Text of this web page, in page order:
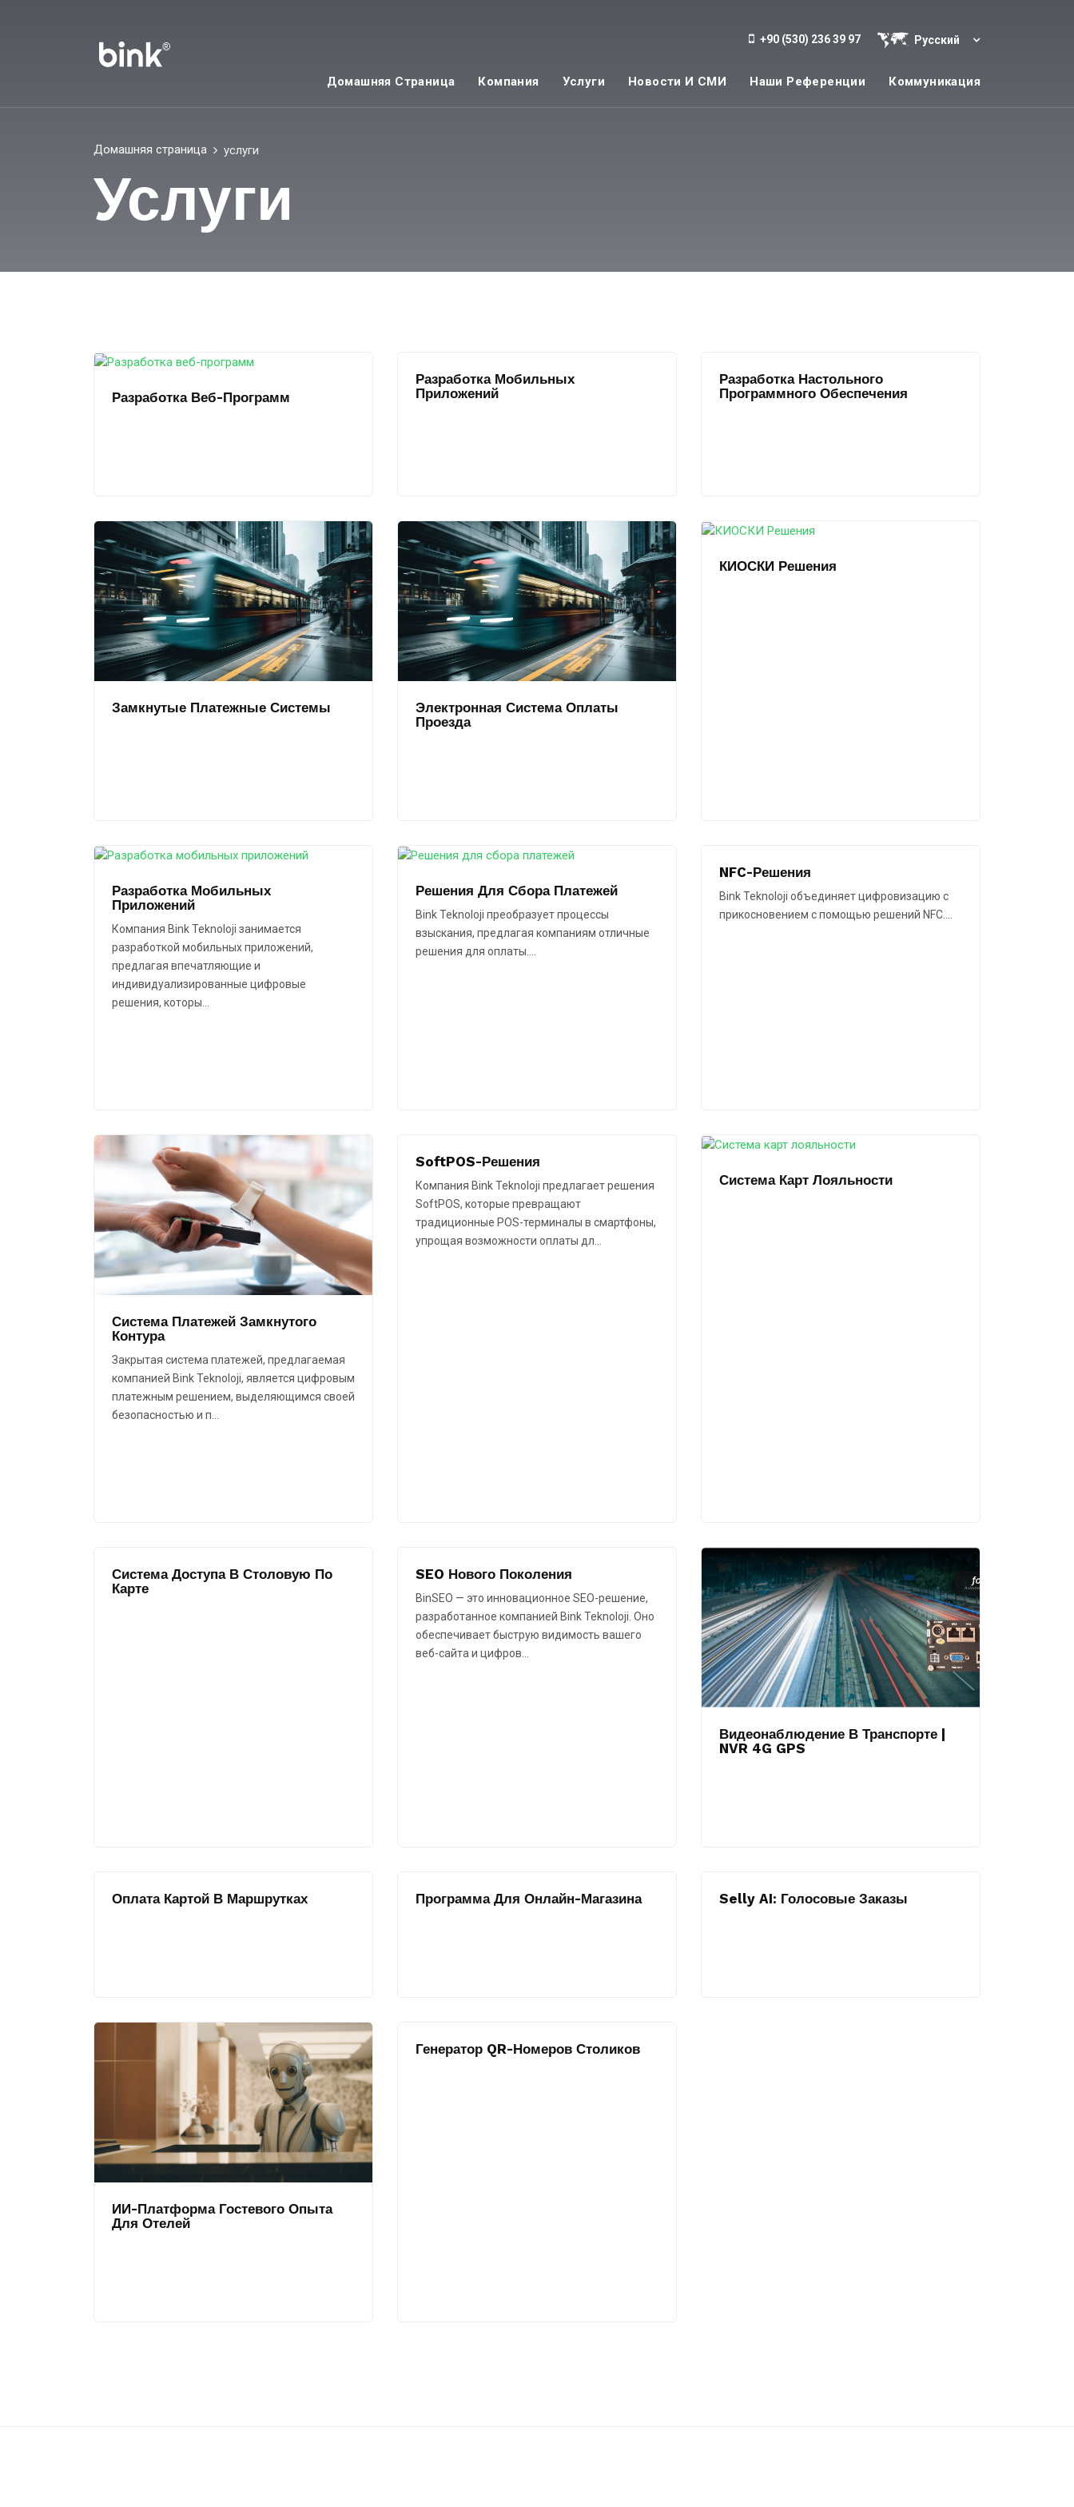
+90 (530) 236 39 97 Русский
Домашняя Страница Компания Услуги Новости И СМИ Наши Референции Коммуникация
Домашняя страница услуги
Услуги
Разработка Веб-Программ
Разработка Мобильных
Приложений
Разработка Настольного
Программного Обеспечения
Замкнутые Платежные Системы
Электронная Система Оплаты
Проезда
КИОСКИ Решения
Разработка Мобильных
Приложений
Компания Bink Teknoloji занимается
разработкой мобильных приложений,
предлагая впечатляющие и
индивидуализированные цифровые
решения, которы…
Решения Для Сбора Платежей
Bink Teknoloji преобразует процессы
взыскания, предлагая компаниям отличные
решения для оплаты.…
NFC-Решения
Bink Teknoloji объединяет цифровизацию с
прикосновением с помощью решений NFC.…
Система Платежей Замкнутого
Контура
Закрытая система платежей, предлагаемая
компанией Bink Teknoloji, является цифровым
платежным решением, выделяющимся своей
безопасностью и п…
SoftPOS-Решения
Компания Bink Teknoloji предлагает решения
SoftPOS, которые превращают
традиционные POS-терминалы в смартфоны,
упрощая возможности оплаты дл…
Система Карт Лояльности
Система Доступа В Столовую По
Карте
SEO Нового Поколения
BinSEO — это инновационное SEO-решение,
разработанное компанией Bink Teknoloji. Оно
обеспечивает быструю видимость вашего
веб-сайта и цифров…
Видеонаблюдение В Транспорте |
NVR 4G GPS
Оплата Картой В Маршрутках Программа Для Онлайн-Магазина Selly AI: Голосовые Заказы
ИИ-Платформа Гостевого Опыта
Для Отелей
Генератор QR-Номеров Столиков